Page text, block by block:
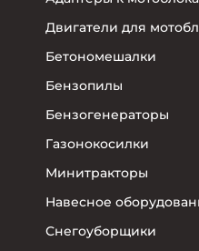
Двигатели для
Бетономешалки
Бензопилы
Бензогенераторы
Газонокосилки
Минитракторы
Навесное
Снегоуборщики